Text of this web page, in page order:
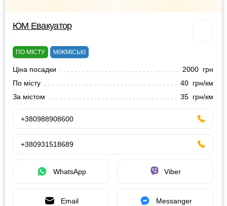
ЮМ Евакуатор
ПО МІСТУ МІЖМІСЬКІ
Ціна посадки
2000 грн
По місту
40 грн/км
За містом
35 грн/км
+380988908600
+380931518689
WhatsApp Viber
Email Messanger